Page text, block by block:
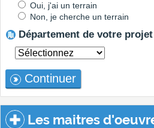
Oui, j'ai un terrain
Non, je cherche un terrain
Département de votre projet
Continuer
Les maitres